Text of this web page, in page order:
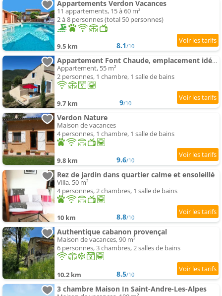
Appartements Verdon Vacances
11 appartements, 15 à 60 m²
2 à 8 personnes (total 50 personnes)
9.5 km 8.1/10
Appartement Font Chaude, emplacement idéal, calme et nature magnifique
Appartement, 55 m²
2 personnes, 1 chambre, 1 salle de bains
9.7 km 9/10
Verdon Nature
Maison de vacances
4 personnes, 1 chambre, 1 salle de bains
9.8 km 9.6/10
Rez de jardin dans quartier calme et ensoleillé
Villa, 50 m²
4 personnes, 2 chambres, 1 salle de bains
10 km 8.8/10
Authentique cabanon provençal
Maison de vacances, 90 m²
6 personnes, 3 chambres, 2 salles de bains
10.2 km 8.5/10
3 chambre Maison In Saint-Andre-Les-Alpes